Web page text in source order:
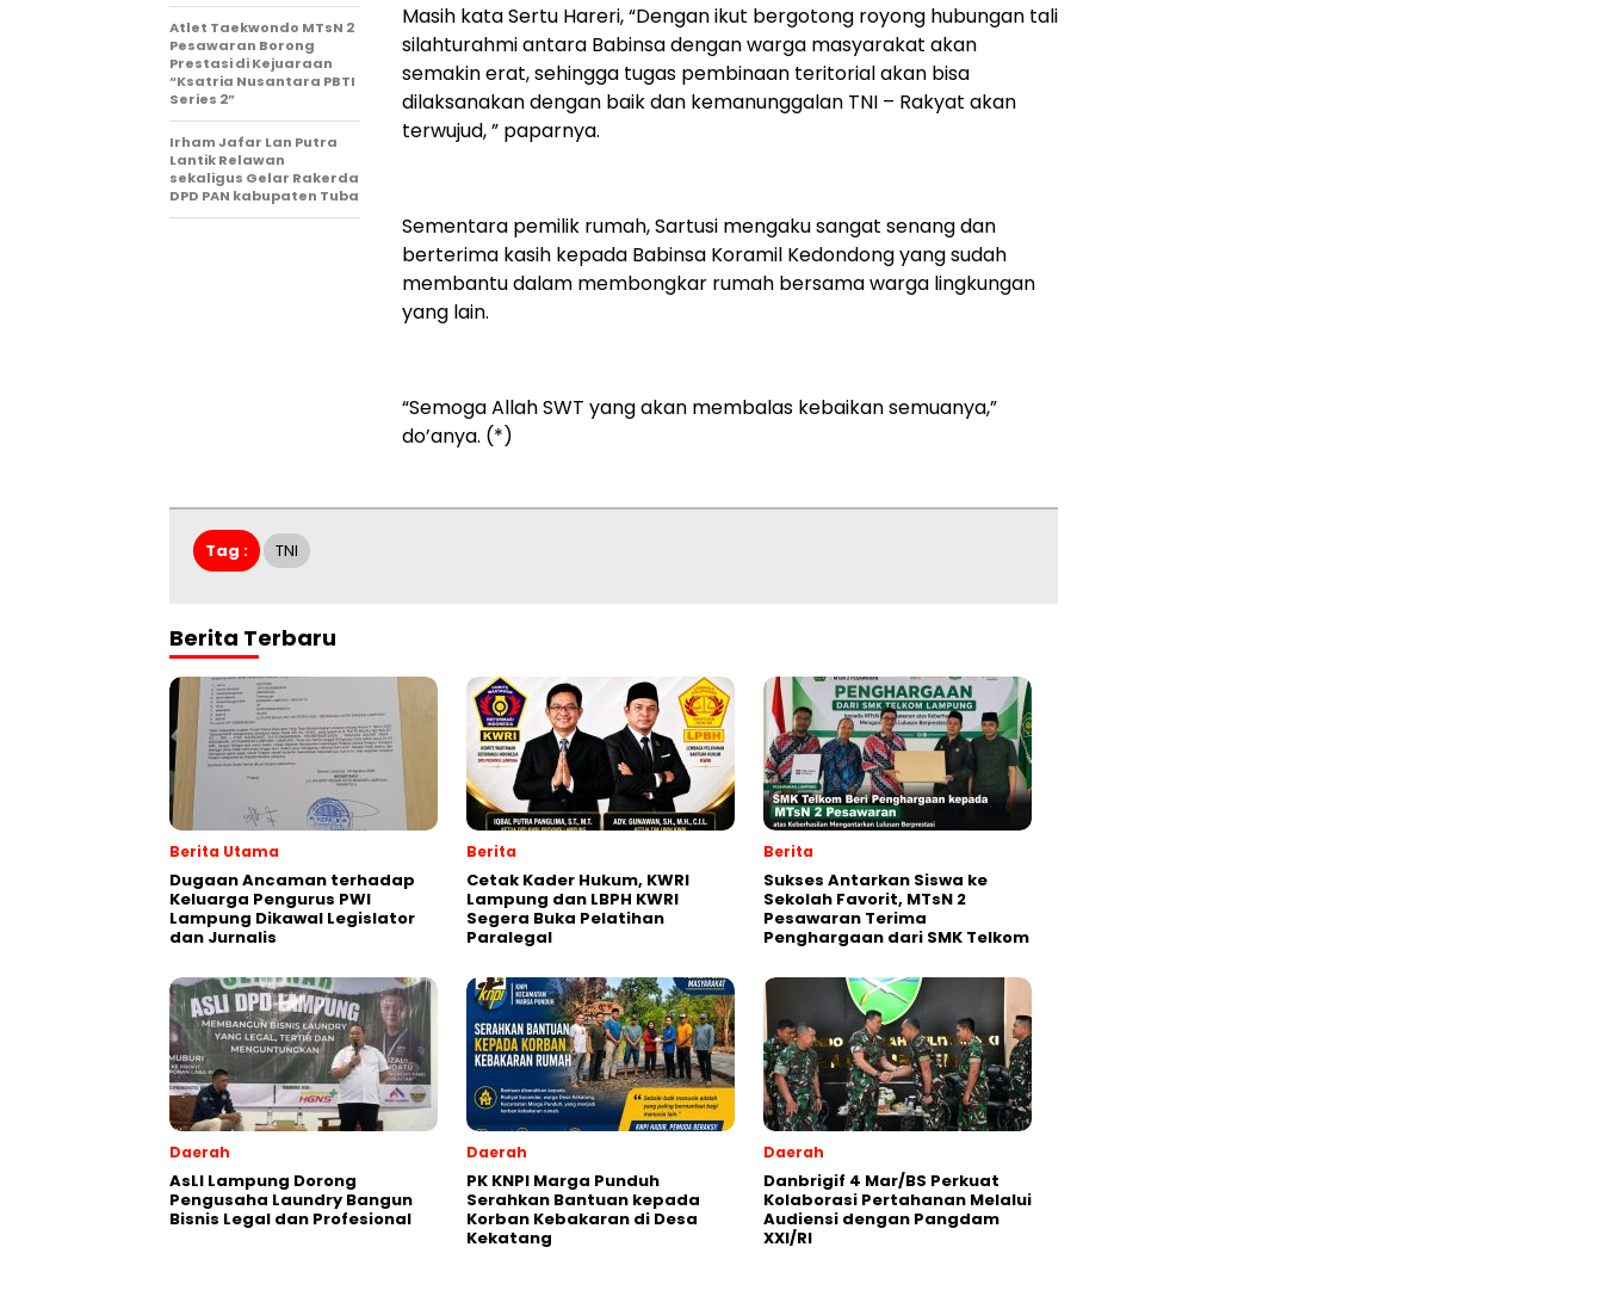
Masih kata Sertu Hareri, “Dengan ikut bergotong royong hubungan tali
silahturahmi antara Babinsa dengan warga masyarakat akan
semakin erat, sehingga tugas pembinaan teritorial akan bisa
dilaksanakan dengan baik dan kemanunggalan TNI – Rakyat akan
terwujud, ” paparnya.
Sementara pemilik rumah, Sartusi mengaku sangat senang dan
berterima kasih kepada Babinsa Koramil Kedondong yang sudah
membantu dalam membongkar rumah bersama warga lingkungan
yang lain.
“Semoga Allah SWT yang akan membalas kebaikan semuanya,”
do’anya. (*)
Atlet Taekwondo MTsN 2
Pesawaran Borong
Prestasi di Kejuaraan
“Ksatria Nusantara PBTI
Series 2”
Irham Jafar Lan Putra
Lantik Relawan
sekaligus Gelar Rakerda
DPD PAN kabupaten Tuba
Tag : TNI
Berita Terbaru
Berita Utama
Dugaan Ancaman terhadap
Keluarga Pengurus PWI
Lampung Dikawal Legislator
dan Jurnalis
Berita
Cetak Kader Hukum, KWRI
Lampung dan LBPH KWRI
Segera Buka Pelatihan
Paralegal
Berita
Sukses Antarkan Siswa ke
Sekolah Favorit, MTsN 2
Pesawaran Terima
Penghargaan dari SMK Telkom
Daerah
AsLI Lampung Dorong
Pengusaha Laundry Bangun
Bisnis Legal dan Profesional
Daerah
PK KNPI Marga Punduh
Serahkan Bantuan kepada
Korban Kebakaran di Desa
Kekatang
Daerah
Danbrigif 4 Mar/BS Perkuat
Kolaborasi Pertahanan Melalui
Audiensi dengan Pangdam
XXI/RI